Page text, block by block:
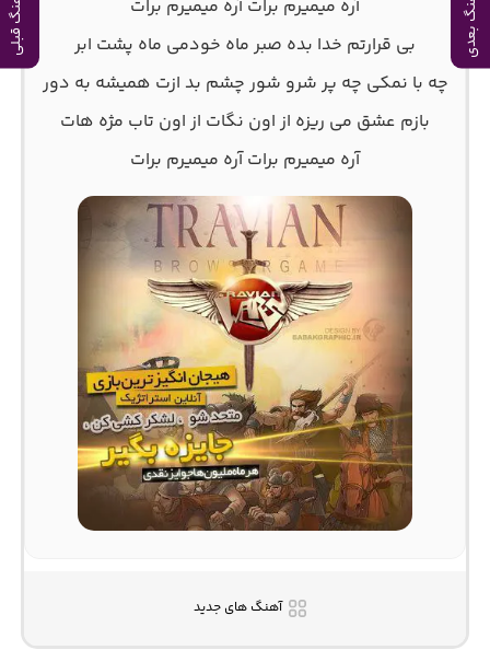
آهنگ بعدی آهنگ قبلی
آره میمیرم برات آره میمیرم برات
بی قرارتم خدا بده صبر ماه خودمی ماه پشت ابر
چه با نمکی چه پر شرو شور چشم بد ازت همیشه به دور
بازم عشق می ریزه از اون نگات از اون تاب مژه هات
آره میمیرم برات آره میمیرم برات
آهنگ های جدید